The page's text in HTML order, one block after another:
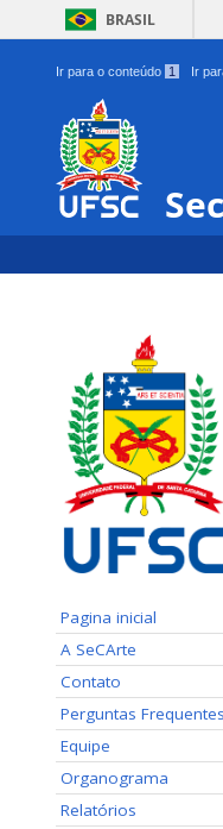
BRASIL
Ir para o conteúdo 1 Ir
Pagina inicial
A SeCArte
Contato
Perguntas Frequentes
Equipe
Organograma
Relatórios